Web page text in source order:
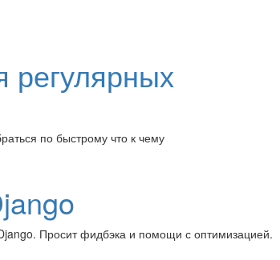
регулярных
по быстрому что к чему
Просит фидбэка и помощи с оптимизацией.